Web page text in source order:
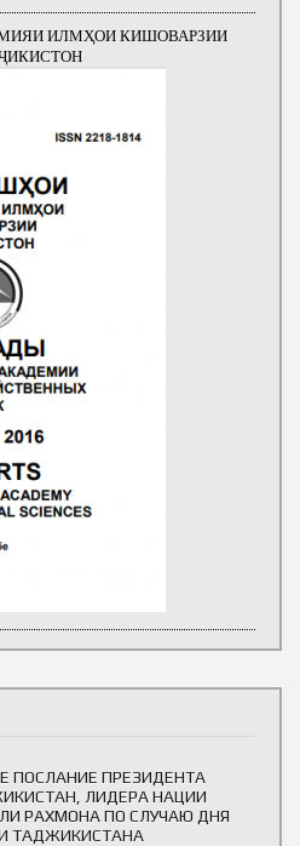
ИЛМҲОИ КИШОВАРЗИИ
ПОСЛАНИЕ ПРЕЗИДЕНТА
ЛИДЕРА НАЦИИ
РАХМОНА ПО СЛУЧАЮ ДНЯ
ТАДЖИКИСТАНА